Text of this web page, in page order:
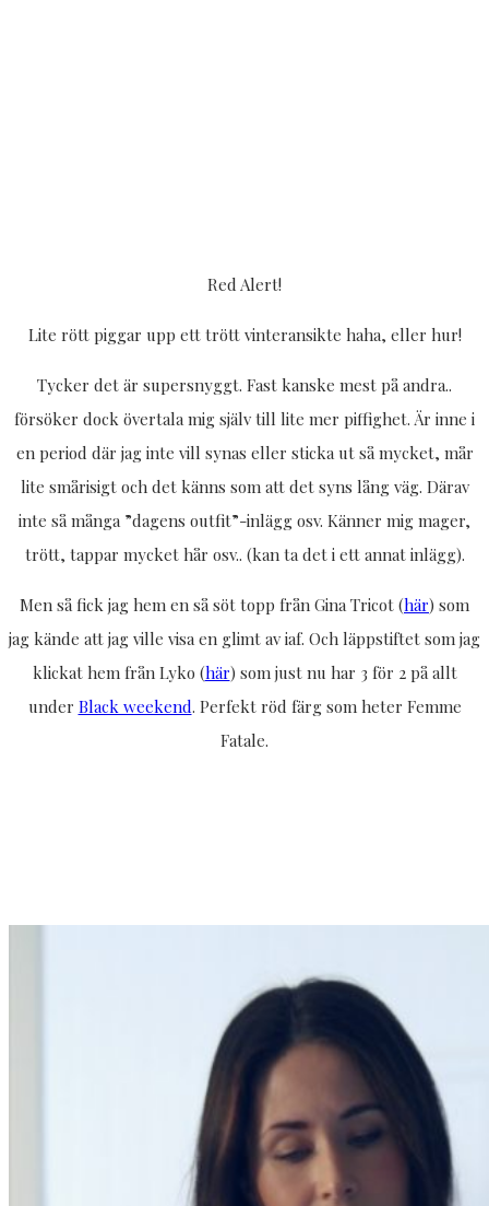
Red Alert!
Lite rött piggar upp ett trött vinteransikte haha, eller hur!
Tycker det är supersnyggt. Fast kanske mest på andra..
försöker dock övertala mig själv till lite mer piffighet. Är inne i
en period där jag inte vill synas eller sticka ut så mycket, mår
lite smårisigt och det känns som att det syns lång väg. Därav
inte så många ”dagens outfit”-inlägg osv. Känner mig mager,
trött, tappar mycket hår osv.. (kan ta det i ett annat inlägg).
Men så fick jag hem en så söt topp från Gina Tricot (här) som
jag kände att jag ville visa en glimt av iaf. Och läppstiftet som jag
klickat hem från Lyko (här) som just nu har 3 för 2 på allt
under Black weekend. Perfekt röd färg som heter Femme
Fatale.